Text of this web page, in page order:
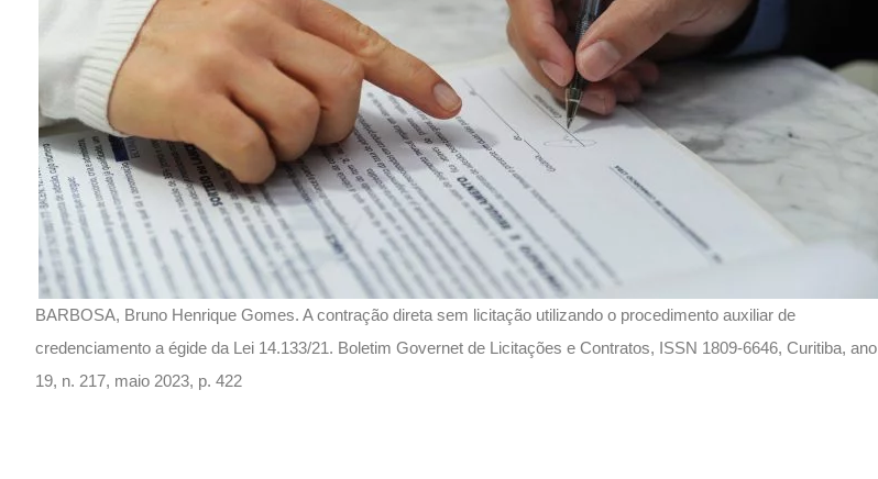
BARBOSA, Bruno Henrique Gomes. A contração direta sem licitação utilizando o procedimento auxiliar de
credenciamento a égide da Lei 14.133/21. Boletim Governet de Licitações e Contratos, ISSN 1809-6646, Curitiba, ano
19, n. 217, maio 2023, p. 422